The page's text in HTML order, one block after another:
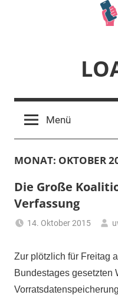
liberale
Menü
MONAT: OKTOBER
Die Große
Verfassung
14. Oktober 2015
Zur plötzlich für Freitag
Bundestages gesetzten